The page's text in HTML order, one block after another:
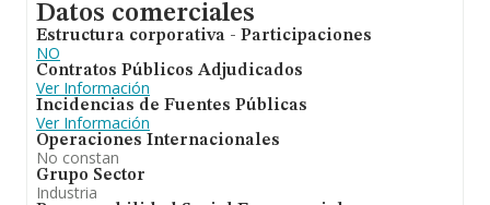
Datos comerciales
Estructura corporativa - Participaciones
NO
Contratos Públicos Adjudicados
Ver Información
Incidencias de Fuentes Públicas
Ver Información
Operaciones Internacionales
No constan
Grupo Sector
Industria